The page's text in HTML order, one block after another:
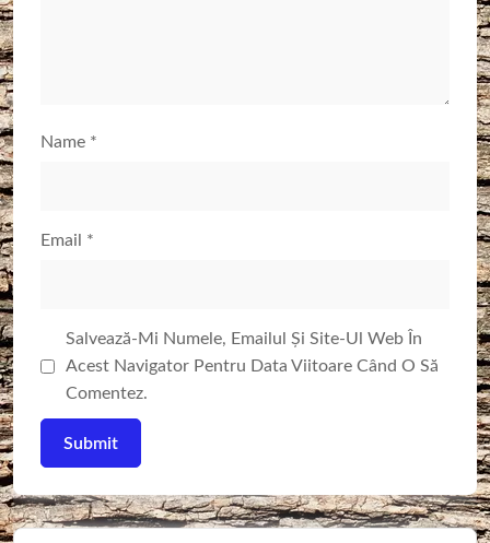
Name *
Email *
Salvează-Mi Numele, Emailul Și Site-Ul Web În
Acest Navigator Pentru Data Viitoare Când O Să
Comentez.